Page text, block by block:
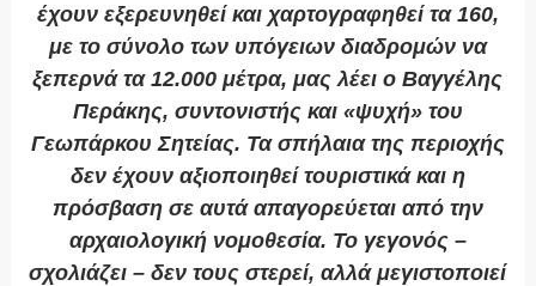
έχουν εξερευνηθεί και χαρτογραφηθεί τα 160,
με το σύνολο των υπόγειων διαδρομών να
ξεπερνά τα 12.000 μέτρα, μας λέει ο Βαγγέλης
Περάκης, συντονιστής και «ψυχή» του
Γεωπάρκου Σητείας. Τα σπήλαια της περιοχής
δεν έχουν αξιοποιηθεί τουριστικά και η
πρόσβαση σε αυτά απαγορεύεται από την
αρχαιολογική νομοθεσία. Το γεγονός –
σχολιάζει – δεν τους στερεί, αλλά μεγιστοποιεί